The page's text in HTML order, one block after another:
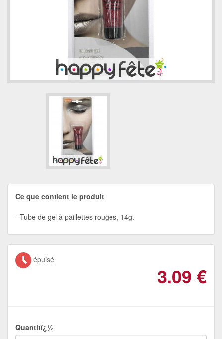
Ce que contient le produit
Tube de gel à paillettes rouges, 14g.
épuisé
3.09 €
Quantitï¿½